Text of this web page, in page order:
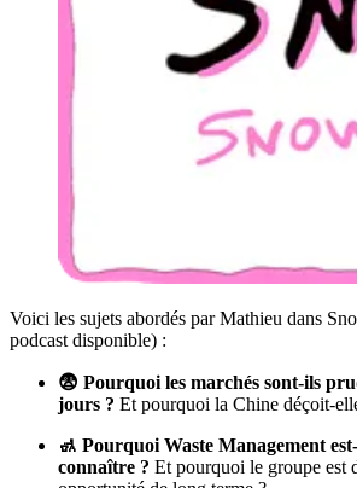
Voici les sujets abordés par Mathieu dans
podcast disponible) :
😨 Pourquoi les marchés sont-ils
jours ? Et pourquoi la Chine déçoit-
🚮 Pourquoi Waste Management
connaître ? Et pourquoi le groupe est